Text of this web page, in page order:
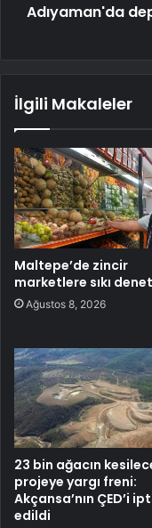
Adıyaman'da
İlgili Makaleler
Maltepe’de zincir
marketlere sıkı
Ağustos 8, 2026
23 bin ağacın
projeye yargı freni:
Akçansa’nın ÇED’i
edildi